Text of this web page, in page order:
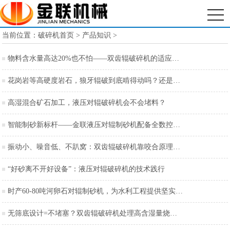
当前位置：破碎机首页 > 产品知识 >
物料含水量高达20%也不怕——双齿辊破碎机的适应性有多强
花岗岩等高硬度岩石，狼牙辊破到底啃得动吗？还是只适合煤炭焦炭？
高湿混合矿石加工，液压对辊破碎机会不会堵料？
智能制砂新标杆——金联液压对辊制砂机配备全数控操作系统
振动小、噪音低、不趴窝：双齿辊破碎机靠咬合原理实现“全年无休”
“好砂离不开好设备”：液压对辊破碎机的技术践行
时产60-80吨河卵石对辊制砂机，为水利工程提供坚实保障
无筛底设计=不堵塞？双齿辊破碎机处理高含湿量烧结料，事实是这样